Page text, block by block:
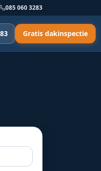
085 060 3283
Gratis dakinspectie